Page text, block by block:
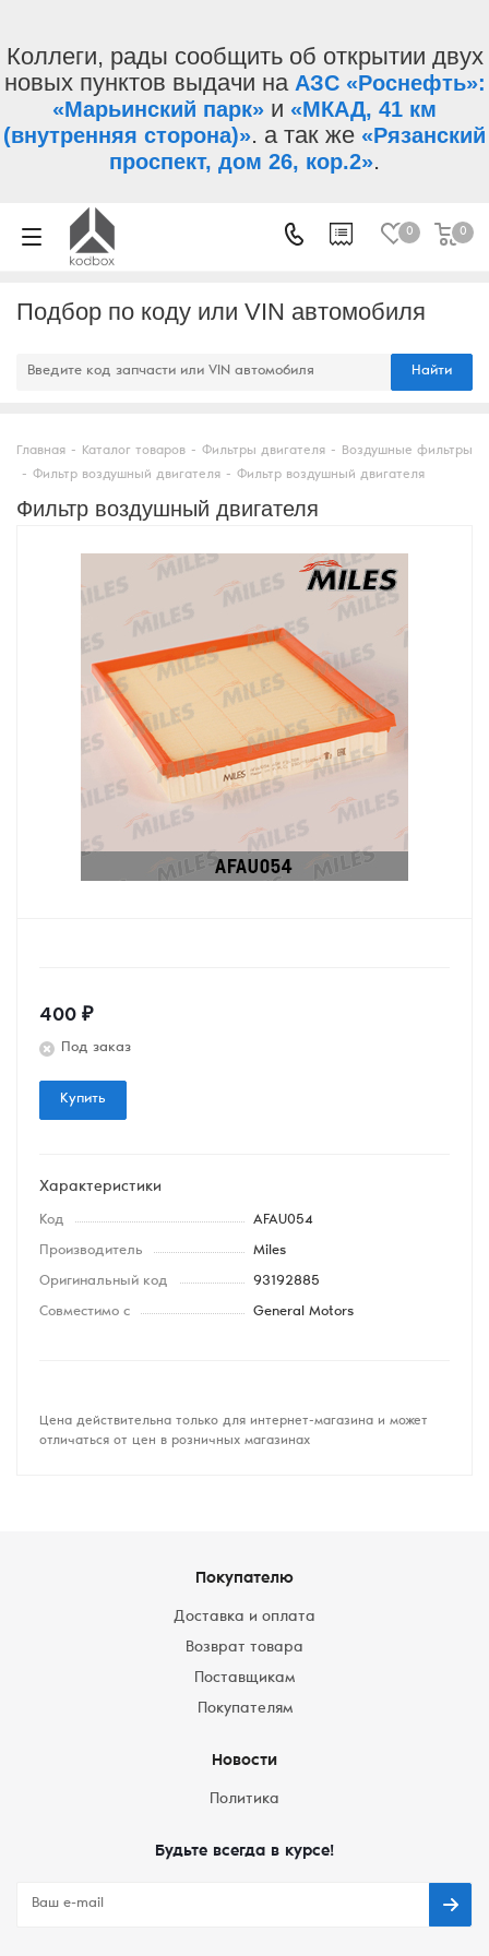
Коллеги, рады сообщить об открытии двух
новых пунктов выдачи на АЗС «Роснефть»:
«Марьинский парк» и «МКАД, 41 км
(внутренняя сторона)». а так же «Рязанский
проспект, дом 26, кор.2».
0 0
Подбор по коду или VIN автомобиля
Найти
Главная - Каталог товаров - Фильтры двигателя -
Воздушные фильтры
- Фильтр воздушный двигателя - Фильтр воздушный двигателя
Фильтр воздушный двигателя
400 ₽
Под заказ
Купить
Характеристики
Код AFAU054
Производитель Miles
Оригинальный код 93192885
Совместимо с General Motors
Цена действительна только для интернет-магазина и может
отличаться от цен в розничных магазинах
Покупателю
Доставка и оплата
Возврат товара
Поставщикам
Покупателям
Новости
Политика
Будьте всегда в курсе!